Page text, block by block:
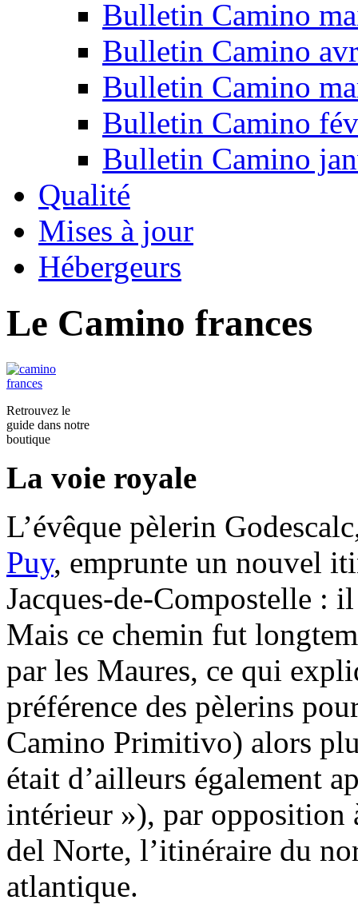
Bulletin Camino
Bulletin Camino
Bulletin Camino
Bulletin Camino
Bulletin Camino
Qualité
Mises à jour
Hébergeurs
Le Camino frances
Retrouvez le
guide dans notre
boutique
La voie royale
L’évêque pèlerin
Puy, emprunte un nouvel
Jacques-de-Compostelle :
Mais ce chemin fut
par les Maures, ce qui
préférence des pèlerins
Camino Primitivo) alors
était d’ailleurs également
intérieur »), par opposition
del Norte, l’itinéraire du
atlantique.